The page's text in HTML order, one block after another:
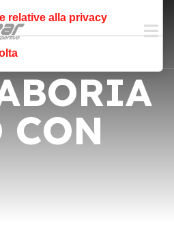
CON
relative alla privacy